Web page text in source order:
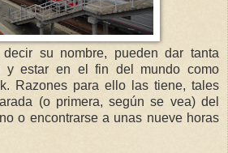
su nombre, pueden dar tanta
y estar en el fin del mundo como
Razones para ello las tiene, tales
(o primera, según se vea) del
o encontrarse a unas nueve horas